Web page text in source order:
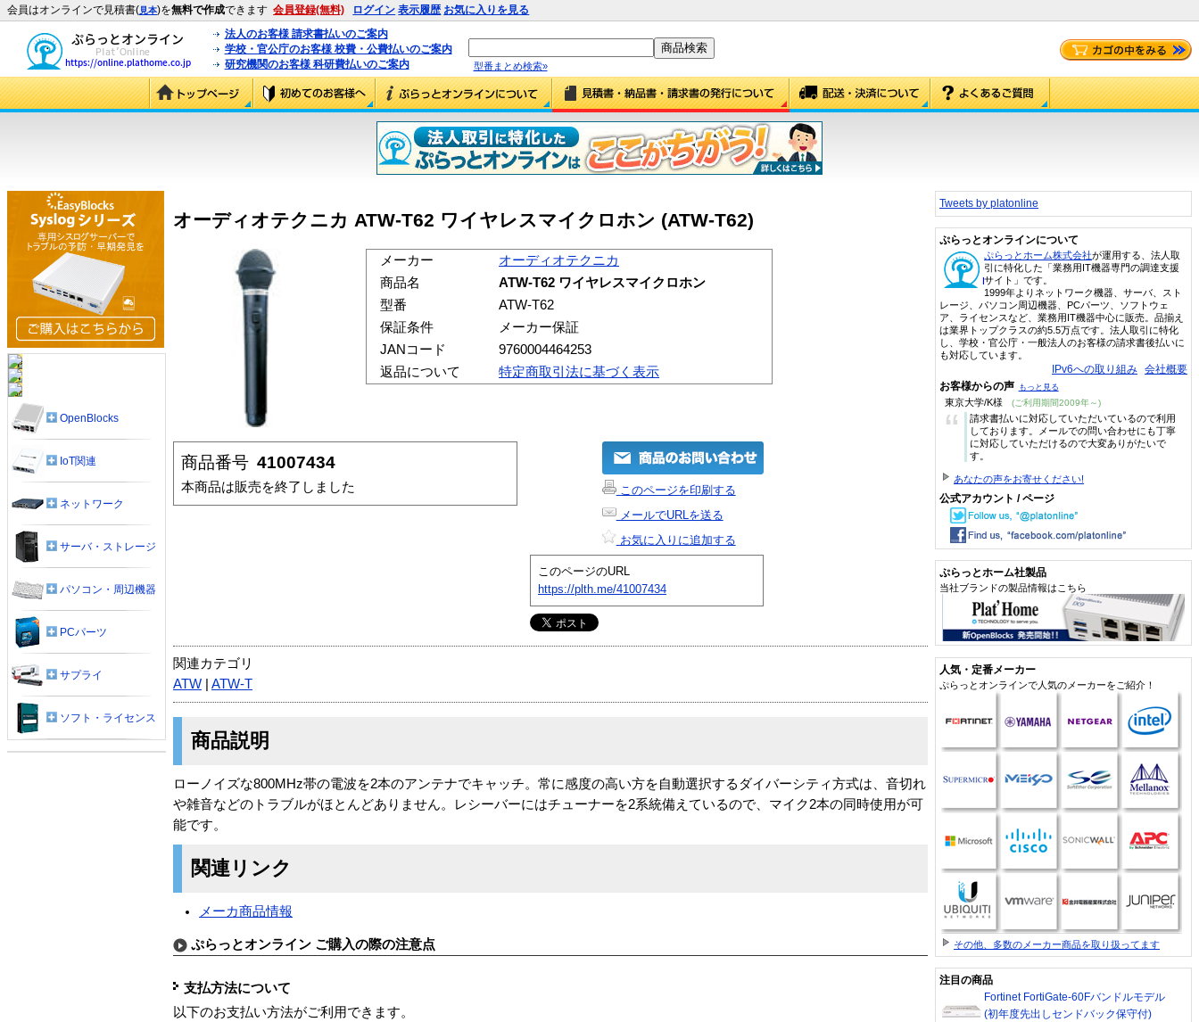
会員はオンラインで見積書(見本)を無料で作成できます 会員登録(無料) ログイン 表示履歴 お気に入りを見る
法人のお客様 請求書払いのご案内
学校・官公庁のお客様 校費・公費払いのご案内
研究機関のお客様 科研費払いのご案内
型番まとめ検索»
オーディオテクニカ ATW-T62 ワイヤレスマイクロホン (ATW-T62)
メーカー
オーディオテクニカ
商品名
ATW-T62 ワイヤレスマイクロホン
型番
ATW-T62
保証条件
メーカー保証
JANコード
9760004464253
返品について
特定商取引法に基づく表示
商品番号 41007434
本商品は販売を終了しました
このページを印刷する
メールでURLを送る
お気に入りに追加する
このページのURL
https://plth.me/41007434
関連カテゴリ
ATW
ATW-T
商品説明
ローノイズな800MHz帯の電波を2本のアンテナでキャッチ。常に感度の高い方を自動選択するダイバーシティ方式は、音切れ
や雑音などのトラブルがほとんどありません。レシーバーにはチューナーを2系統備えているので、マイク2本の同時使用が可
能です。
関連リンク
メーカ商品情報
ぷらっとオンライン ご購入の際の注意点
支払方法について
以下のお支払い方法がご利用できます。
OpenBlocks
IoT関連
ネットワーク
サーバ・ストレージ
パソコン・周辺機器
PCパーツ
サプライ
ソフト・ライセンス
Tweets by platonline
ぷらっとオンラインについて
ぷらっとホーム株式会社が運用する、法人取
引に特化した「業務用IT機器専門の調達支援
サイト」です。
1999年よりネットワーク機器、サーバ、スト
レージ、パソコン周辺機器、PCパーツ、ソフトウェ
ア、ライセンスなど、業務用IT機器中心に販売。品揃え
は業界トップクラスの約5.5万点です。法人取引に特化
し、学校・官公庁・一般法人のお客様の請求書後払いに
も対応しています。
IPv6への取り組み 会社概要
お客様からの声 もっと見る
東京大学/K様 (ご利用期間2009年～)
“
請求書払いに対応していただいているので利用
しております。メールでの問い合わせにも丁寧
に対応していただけるので大変ありがたいで
す。
あなたの声をお寄せください!
公式アカウント / ページ
ぷらっとホーム社製品
当社ブランドの製品情報はこちら
人気・定番メーカー
ぷらっとオンラインで人気のメーカーをご紹介！
その他、多数のメーカー商品を取り扱ってます
注目の商品
Fortinet FortiGate-60Fバンドルモデル
(初年度先出しセンドバック保守付)